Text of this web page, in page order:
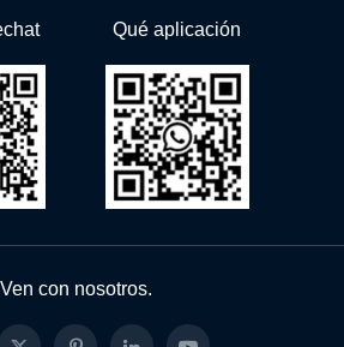
Qué aplicación
Ven con nosotros.